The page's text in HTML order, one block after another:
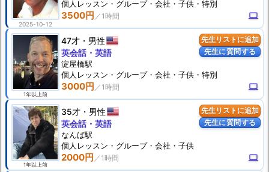
2025-10-12
3500円 computer
個人 レッスン ・グループ・会社・子供・特別
先生リストに追加
先生に質問する
1年以上前
47才 男性
3000円 computer
英会話・英語
淀屋橋駅
個人 レッスン ・グループ・会社・子供・特別
先生リストに追加
先生に質問する
1年以上前
35才 男性
2000円 computer
英会話・英語
なんば駅
個人 レッスン ・グループ・会社・子供